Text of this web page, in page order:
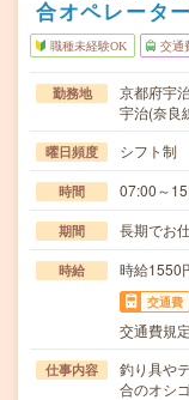
合オペレータ
職種未経験OK 交通
勤務地
京都府宇
宇治(奈良
曜日頻度 シフト制
時間 07:00～
期間 長期でお
時給 時給1550
交通費
交通費規
仕事内容
釣り具や
合のオシ